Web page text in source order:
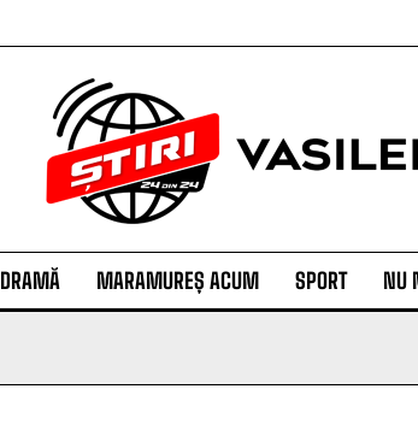
DRAMĂ MARAMUREȘ ACUM SPORT NU